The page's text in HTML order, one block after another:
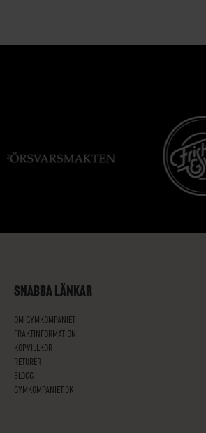
SNABBA LÄNKAR
OM GYMKOMPANIET
FRAKTINFORMATION
KÖPVILLKOR
RETURER
BLOGG
GYMKOMPANIET.DK